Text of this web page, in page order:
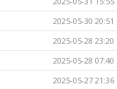
2025-05-30 20:51
2025-05-28 23:20
2025-05-28 07:40
2025-05-27 21:36